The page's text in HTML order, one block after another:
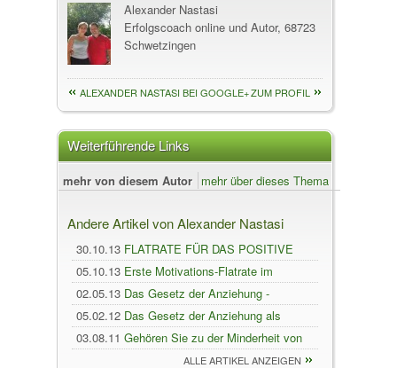
Alexander Nastasi
Erfolgscoach online und Autor, 68723
Schwetzingen
ALEXANDER NASTASI BEI GOOGLE+ZUM PROFIL
Weiterführende Links
mehr von diesem Autor mehr über dieses Thema
Andere Artikel von Alexander Nastasi
30.10.13 FLATRATE FÜR DAS POSITIVE
DENKEN BEI SEMINAR SERVICE NASTASI
05.10.13 Erste Motivations-Flatrate im
Internet buchbar
02.05.13 Das Gesetz der Anziehung -
kostenloses Live Onlineseminar am
09.05.2013
05.02.12 Das Gesetz der Anziehung als
Schnellkurs zum Erf
03.08.11 Gehören Sie zu der Minderheit von
Menschen, die
ALLE ARTIKEL ANZEIGEN